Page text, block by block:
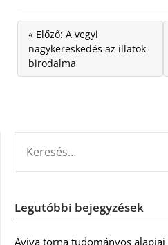
« Előző: A vegyi
nagykereskedés az illatok
birodalma
Legutóbbi bejegyzések
Aviva torna tudományos